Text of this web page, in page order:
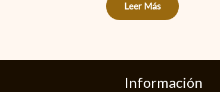
Leer Más
Información